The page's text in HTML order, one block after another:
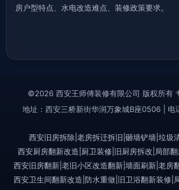
房户型特点、水电改造难点、装修政策要求。
©2026 西安王师傅装修有限公司 版权所有
地址：西安三桥新街华润万象城B座0506 |
西安旧房拆除|老房拆迁拆旧|砸墙铲墙|垃圾
西安厨房翻新改造|厨卫装修|旧厨房拆改|局部
西安旧房翻新|老旧小区改造翻新|墙面刷新|老房
西安卫生间翻新改造|防水重做|旧卫浴翻新装修|